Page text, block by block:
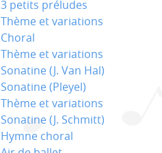
3 petits préludes
Thème et variations
Choral
Thème et variations
Sonatine (J. Van Hal)
Sonatine (Pleyel)
Thème et variations
Sonatine (J. Schmitt)
Hymne choral